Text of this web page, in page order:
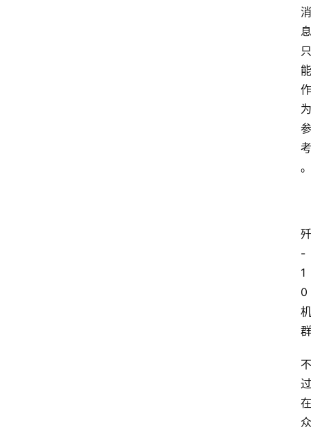
消
息
只
能
作
为
参
考
。
歼
-
1
0
机
群
不
过
在
众